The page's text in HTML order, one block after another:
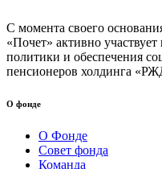
С момента своего
«Почет» активно
политики и обеспечения
пенсионеров холдинга
О фонде
О Фонде
Совет фонда
Команда